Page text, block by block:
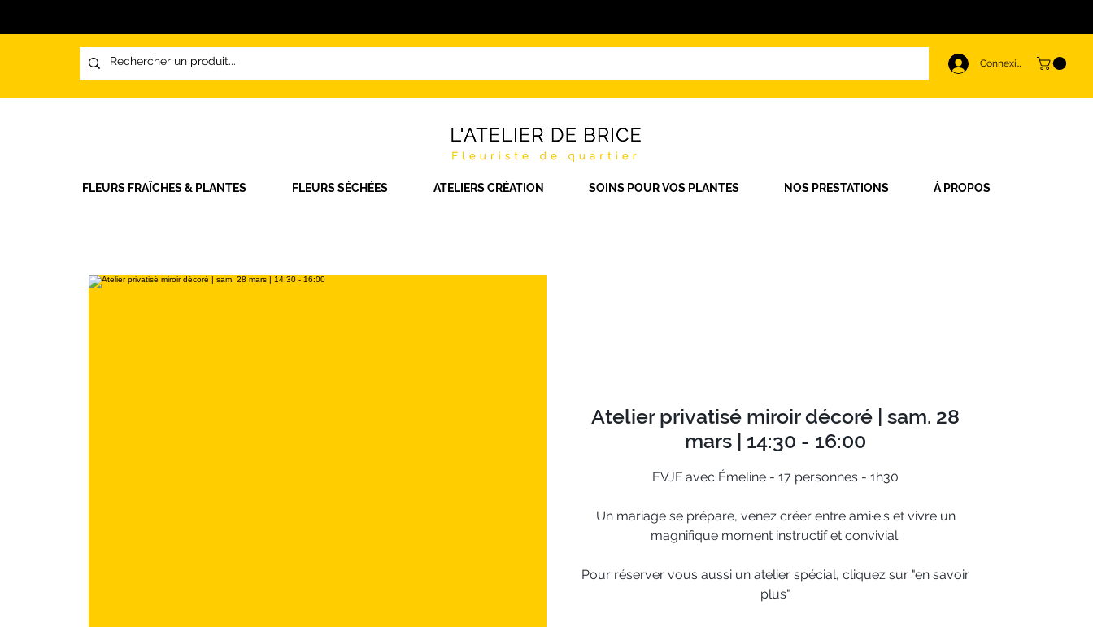
Connexion
FLEURS FRAÎCHES & PLANTES FLEURS SÉCHÉES ATELIERS CRÉATION SOINS POUR VOS PLANTES NOS PRESTATIONS À PROPOS
Atelier privatisé miroir décoré | sam. 28
mars | 14:30 - 16:00
EVJF avec Émeline - 17 personnes - 1h30
Un mariage se prépare, venez créer entre ami·e·s et vivre un
magnifique moment instructif et convivial.
Pour réserver vous aussi un atelier spécial, cliquez sur "en savoir
plus".